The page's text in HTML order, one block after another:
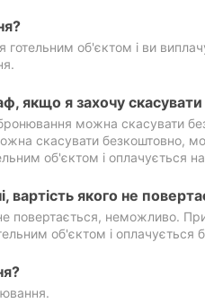
об'єктом і ви
якщо я захочу
можна скасувати
скасувати безкоштовно,
об'єктом і оплачується на
якого не
повертається, неможливо.
об'єктом і оплачується